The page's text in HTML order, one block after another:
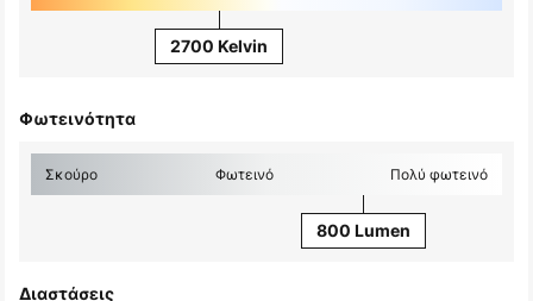
2700 Kelvin
Φωτεινότητα
Σκούρο Φωτεινό Πολύ φωτεινό
800 Lumen
Διαστάσεις